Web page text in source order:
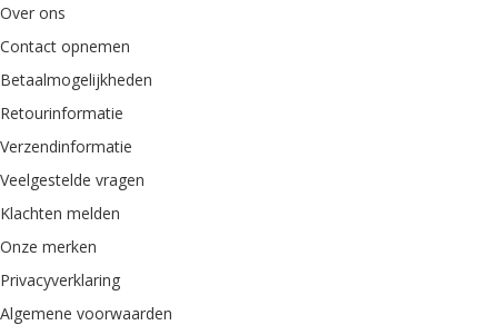
Over ons
Contact opnemen
Betaalmogelijkheden
Retourinformatie
Verzendinformatie
Veelgestelde vragen
Klachten melden
Onze merken
Privacyverklaring
Algemene voorwaarden